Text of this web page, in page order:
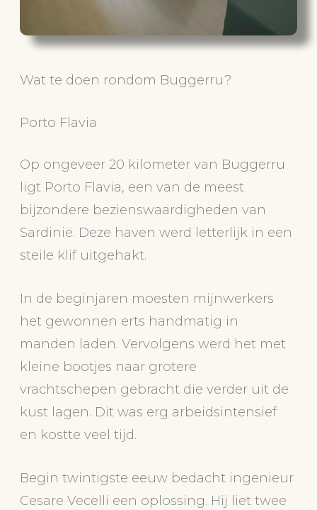
Wat te doen rondom Buggerru?
Porto Flavia
Op ongeveer 20 kilometer van Buggerru
ligt Porto Flavia, een van de meest
bijzondere bezienswaardigheden van
Sardinië. Deze haven werd letterlijk in een
steile klif uitgehakt.
In de beginjaren moesten mijnwerkers
het gewonnen erts handmatig in
manden laden. Vervolgens werd het met
kleine bootjes naar grotere
vrachtschepen gebracht die verder uit de
kust lagen. Dit was erg arbeidsintensief
en kostte veel tijd.
Begin twintigste eeuw bedacht ingenieur
Cesare Vecelli een oplossing. Hij liet twee